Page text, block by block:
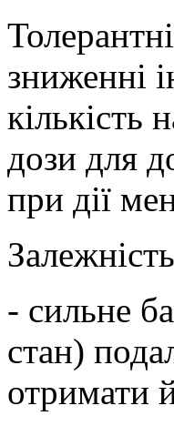
зниженні
кількість
дози для
при дії
- сильне
стан)
отримати